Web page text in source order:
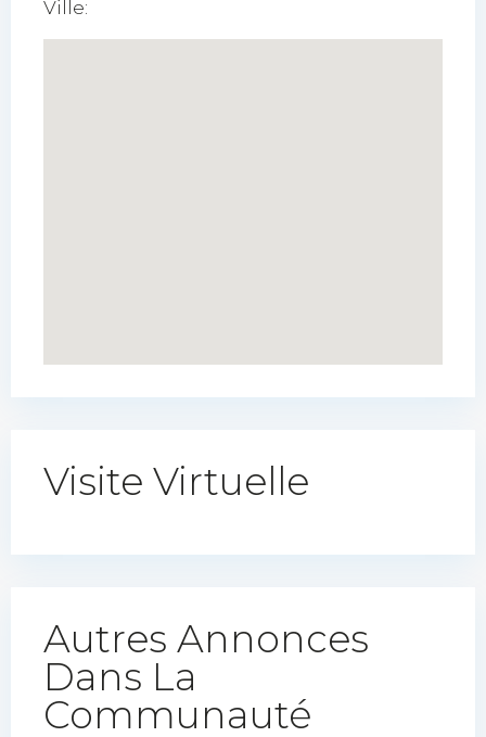
Ville:
Visite Virtuelle
Autres Annonces
Dans La
Communauté​